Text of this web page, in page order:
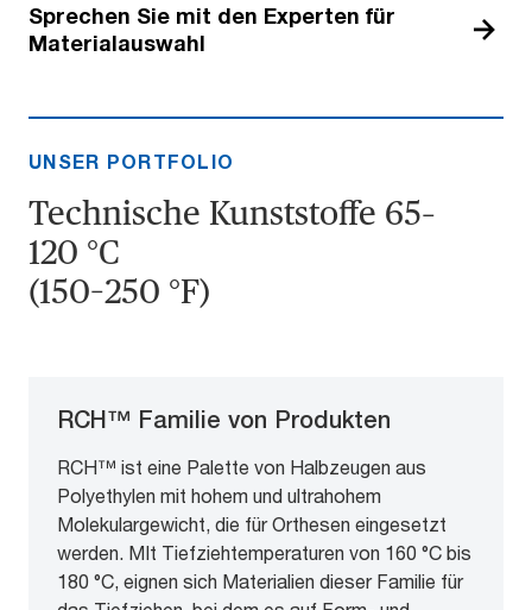
Sprechen Sie mit den Experten für
Materialauswahl
UNSER PORTFOLIO
Technische Kunststoffe 65–
120 °C
(150–250 °F)
RCH™ Familie von Produkten
RCH™ ist eine Palette von Halbzeugen aus
Polyethylen mit hohem und ultrahohem
Molekulargewicht, die für Orthesen eingesetzt
werden. MIt Tiefziehtemperaturen von 160 °C bis
180 °C, eignen sich Materialien dieser Familie für